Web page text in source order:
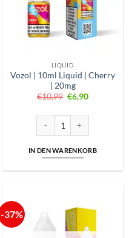
LIQUID
Vozol | 10ml Liquid | Cherry
| 20mg
€10,99 Ursprünglicher
Preis
€6,90Aktueller
IN DEN WARENKORB
-37%